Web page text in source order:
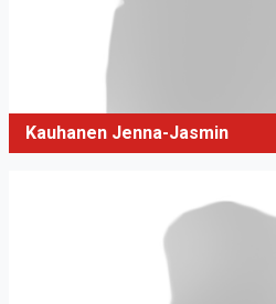
Kauhanen Jenna-Jasmin